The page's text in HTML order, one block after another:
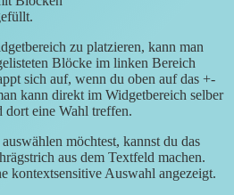
zu platzieren, kann man
Blöcke im linken Bereich
sich auf, wenn du oben auf das +-
kann direkt im Widgetbereich selber
eine Wahl treffen.
möchtest, kannst du das
aus dem Textfeld machen.
kontextsensitive Auswahl angezeigt.